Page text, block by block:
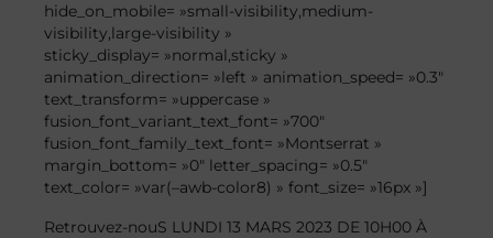
hide_on_mobile= »small-visibility,medium-
visibility,large-visibility »
sticky_display= »normal,sticky »
animation_direction= »left » animation_speed= »0.3″
text_transform= »uppercase »
fusion_font_variant_text_font= »700″
fusion_font_family_text_font= »Montserrat »
margin_bottom= »0″ letter_spacing= »0.5″
text_color= »var(–awb-color8) » font_size= »16px »]
Retrouvez-nouS LUNDI 13 MARS 2023 DE 10H00 À